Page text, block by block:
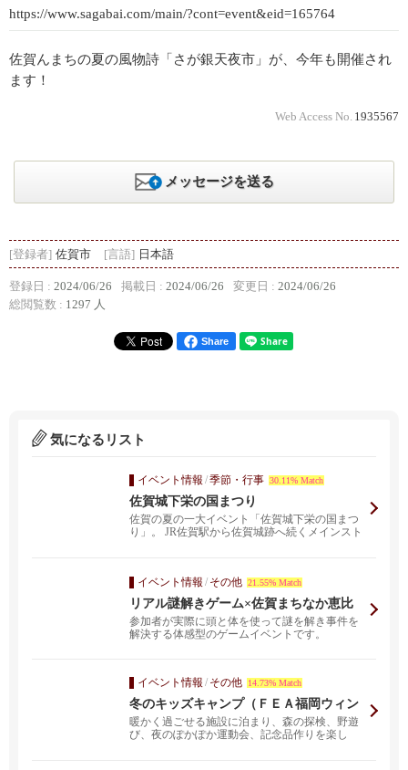
https://www.sagabai.com/main/?cont=event&eid=165764
佐賀んまちの夏の風物詩「さが銀天夜市」が、今年も開催され
ます！
Web Access No. 1935567
メッセージを送る
[登録者] 佐賀市 [言語] 日本語
登録日 : 2024/06/26 掲載日 : 2024/06/26 変更日 : 2024/06/26
総閲覧数 : 1297 人
Share
気になるリスト
イベント情報 /季節・行事 30.11% Match
佐賀城下栄の国まつり
佐賀の夏の一大イベント「佐賀城下栄の国まつ
り」。 JR佐賀駅から佐賀城跡へ続くメインスト
イベント情報 / その他 21.55% Match
リアル謎解きゲーム×佐賀まちなか恵比
須 「仮面の怪盗と宝珠の謎」
参加者が実際に頭と体を使って謎を解き事件を
解決する体感型のゲームイベントです。
イベント情報 / その他 14.73% Match
冬のキッズキャンプ（ＦＥＡ福岡ウィン
ターキャンプ２０２１）
暖かく過ごせる施設に泊まり、森の探検、野遊
び、夜のぽかぽか運動会、記念品作りを楽し